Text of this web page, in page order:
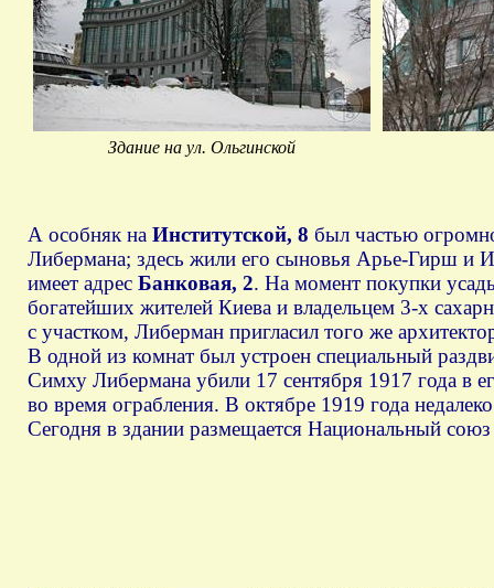
А особняк на Институтской, 8 был частью
Либермана; здесь жили его сыновья Арье-Гирш и
имеет адрес Банковая, 2. На момент покупки
богатейших жителей Киева и владельцем 3-х
с участком, Либерман пригласил того же
В одной из комнат был устроен специальный
Симху Либермана убили 17 сентября 1917 года в
во время ограбления. В октябре 1919 года
Сегодня в здании размещается Национальный
Здание на ул. Ольгинской